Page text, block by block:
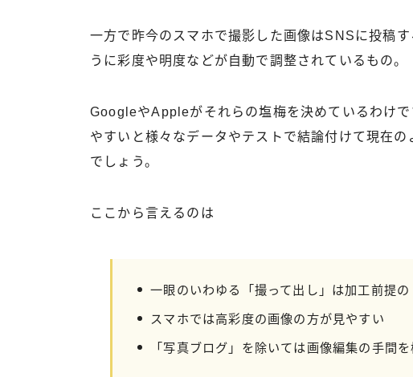
一方で昨今のスマホで撮影した画像はSNSに投稿
うに彩度や明度などが自動で調整されているもの。
GoogleやAppleがそれらの塩梅を決めているわけ
やすいと様々なデータやテストで結論付けて現在
でしょう。
ここから言えるのは
一眼のいわゆる「撮って出し」は加工前提
スマホでは高彩度の画像の方が見やすい
「写真ブログ」を除いては画像編集の手間